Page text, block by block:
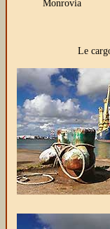
Monrovia
Le